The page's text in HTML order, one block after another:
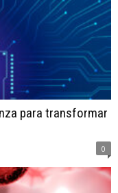
para transformar
0